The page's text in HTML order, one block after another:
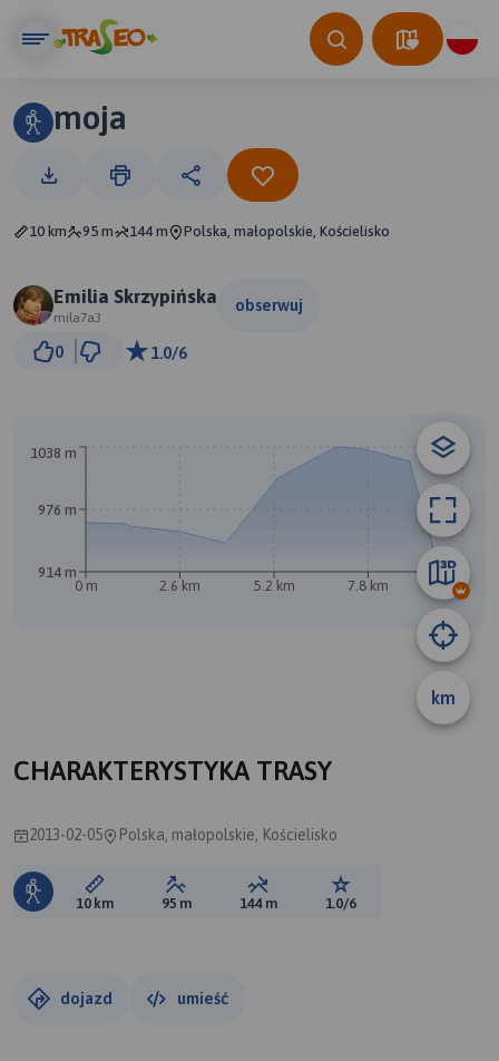
moja
10 km 95 m 144 m Polska, małopolskie, Kościelisko
Emilia Skrzypińska
mila7a3
obserwuj
0 1.0/6
km
0 m 2.6 km 5.2 km 7.8 km 10 km
914 m
976 m
1038 m
CHARAKTERYSTYKA TRASY
2013-02-05 Polska, małopolskie, Kościelisko
Długość trasy:
10 km Suma przewyższeń:
95 m Suma spadków:
144 m Ocena trasy:
1.0/6
dojazd umieść